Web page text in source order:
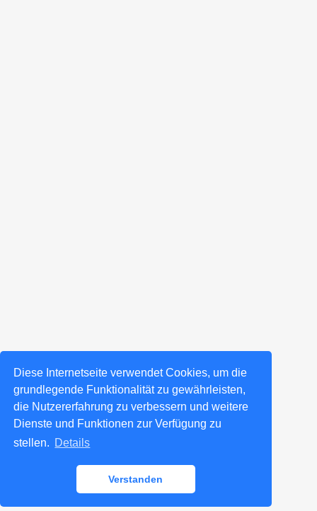
Diese Internetseite verwendet Cookies, um die
grundlegende Funktionalität zu gewährleisten,
die Nutzererfahrung zu verbessern und weitere
Dienste und Funktionen zur Verfügung zu
stellen. Details
Verstanden